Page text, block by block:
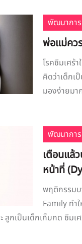
พัฒนากา
พ่อแม่คว
โรคซึมเศร้
คิดว่าเด็กเ
มองง่ายมา
พัฒนากา
เตือนแล้
หน้าที่
พฤติกรรมบ
Family ทำ
กเป็นเด็กเก็บกด ซึมเ